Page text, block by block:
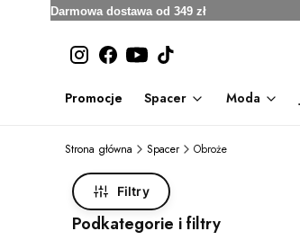
Darmowa dostawa od 349 zł
Promocje Spacer Moda
Strona główna Spacer Obroże
Filtry
Podkategorie i filtry